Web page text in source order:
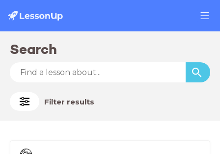
Search
Filter results